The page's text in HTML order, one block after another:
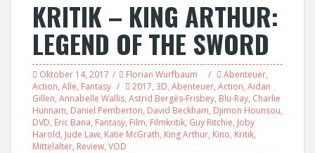
KRITIK – KING ARTHUR:
LEGEND OF THE SWORD
Oktober 14, 2017 Florian Wurfbaum Abenteuer,
Action, Alle, Fantasy 2017, 3D, Abenteuer, Action, Aidan
Gillen, Annabelle Wallis, Astrid Bergès-Frisbey, Blu-Ray, Charlie
Hunnam, Daniel Pemberton, David Beckham, Djimon Hounsou,
DVD, Eric Bana, Fantasy, Film, Filmkritik, Guy Ritchie, Joby
Harold, Jude Law, Katie McGrath, King Arthur, Kino, Kritik,
Mittelalter, Review, VOD